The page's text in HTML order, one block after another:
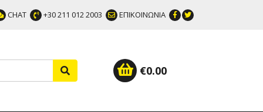
CHAT +30 211 012 2003 ΕΠΙΚΟΙΝΩΝΙΑ
€0.00